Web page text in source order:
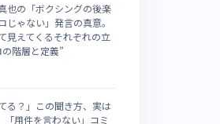
也の「ボクシングの後楽
じゃない」発言の真意。
見えてくるそれぞれの立
階層と定義”
る？」この聞き方、実は
「用件を言わない」コミ